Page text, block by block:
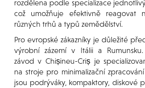
rozdělena podle specializace
což umožňuje efektivně reagovat
různých trhů a typů zemědělství.
Pro evropské zákazníky je důležité
výrobní zázemí v Itálii a Rumunsku.
závod v Chișineu-Criș je
na stroje pro minimalizační
jsou podrýváky, kompaktory, diskové